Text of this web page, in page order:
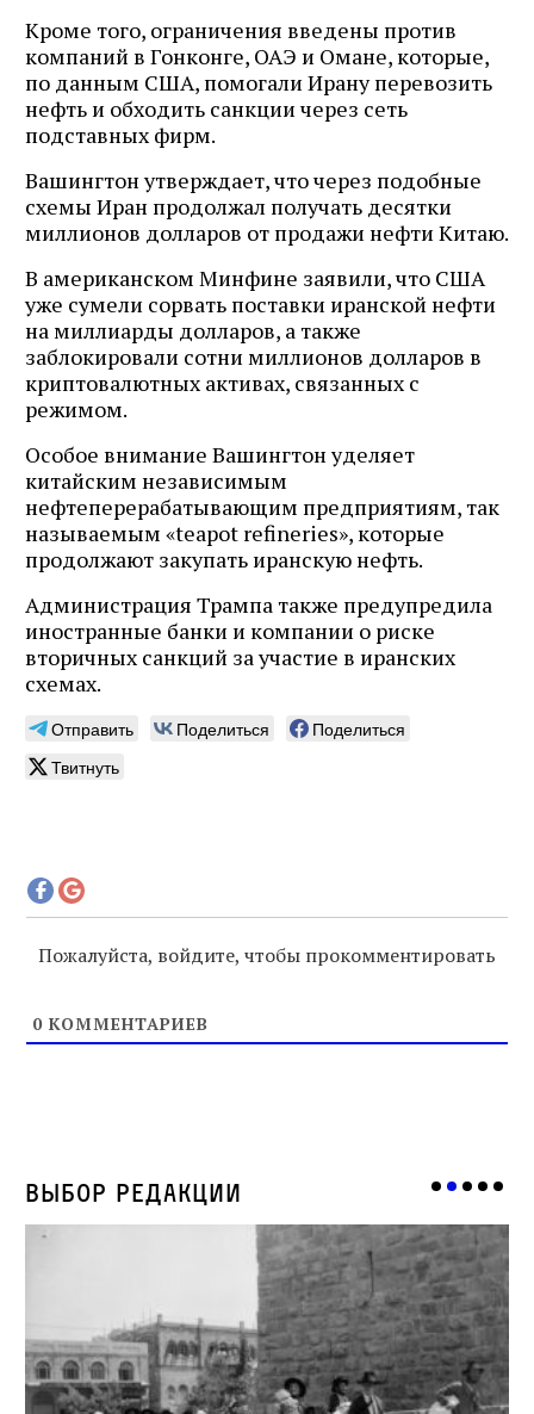
Кроме того, ограничения введены против
компаний в Гонконге, ОАЭ и Омане, которые,
по данным США, помогали Ирану перевозить
нефть и обходить санкции через сеть
подставных фирм.
Вашингтон утверждает, что через подобные
схемы Иран продолжал получать десятки
миллионов долларов от продажи нефти Китаю.
В американском Минфине заявили, что США
уже сумели сорвать поставки иранской нефти
на миллиарды долларов, а также
заблокировали сотни миллионов долларов в
криптовалютных активах, связанных с
режимом.
Особое внимание Вашингтон уделяет
китайским независимым
нефтеперерабатывающим предприятиям, так
называемым «teapot refineries», которые
продолжают закупать иранскую нефть.
Администрация Трампа также предупредила
иностранные банки и компании о риске
вторичных санкций за участие в иранских
схемах.
Отправить Поделиться
Поделиться
Твитнуть
Пожалуйста, войдите, чтобы прокомментировать
0 КОММЕНТАРИЕВ
Выбор редакции